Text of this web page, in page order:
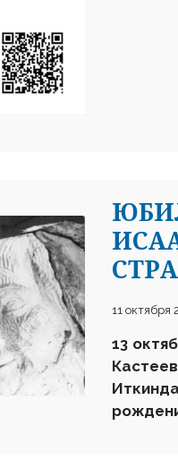
11 октября
13